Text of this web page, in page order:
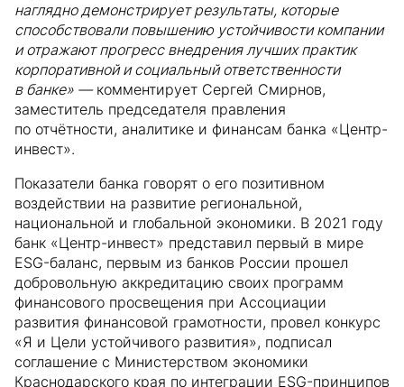
наглядно демонстрирует результаты, которые
способствовали повышению устойчивости компании
и отражают прогресс внедрения лучших практик
корпоративной и социальный ответственности
в банке» —комментирует Сергей Смирнов,
заместитель председателя правления
по отчётности, аналитике и финансам банка «Центр-
инвест».
Показатели банка говорят о его позитивном
воздействии на развитие региональной,
национальной и глобальной экономики. В 2021 году
банк «Центр-инвест» представил первый в мире
ESG-баланс, первым из банков России прошел
добровольную аккредитацию своих программ
финансового просвещения при Ассоциации
развития финансовой грамотности, провел конкурс
«Я и Цели устойчивого развития», подписал
соглашение с Министерством экономики
Краснодарского края по интеграции ESG-принципов